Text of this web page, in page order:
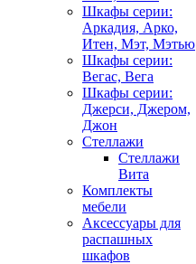
Шкафы серии:
Аркадия, Арко,
Итен, Мэт, Мэтью
Шкафы серии:
Вегас, Вега
Шкафы серии:
Джерси, Джером,
Джон
Стеллажи
Стеллажи
Вита
Комплекты
мебели
Аксессуары для
распашных
шкафов